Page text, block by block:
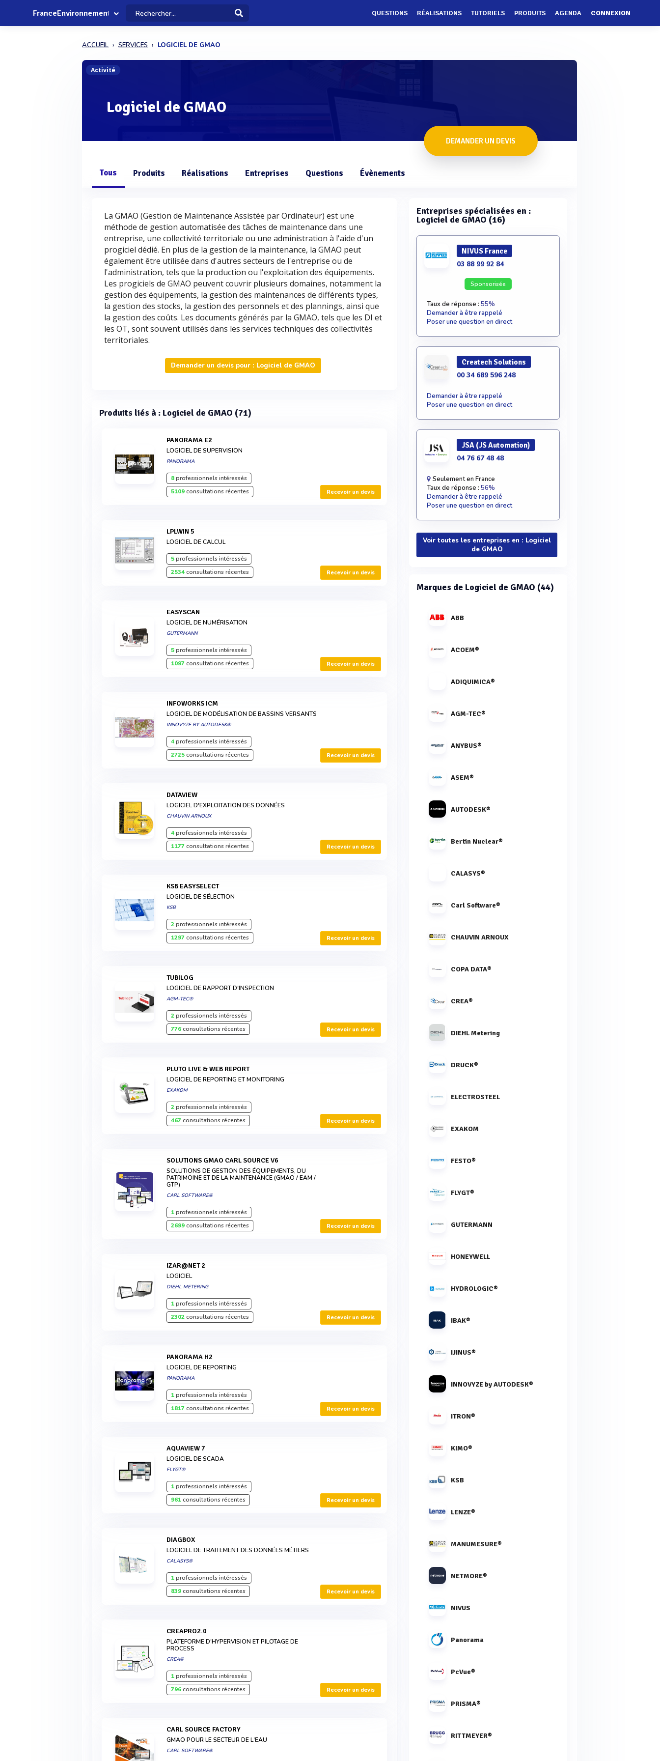
FranceEnvironnement QUESTIONS RÉALISATIONS TUTORIELS PRODUITS AGENDA CONNEXION
ACCUEIL SERVICES LOGICIEL DE GMAO
Activité
Logiciel de GMAO
DEMANDER UN DEVIS
Tous Produits Réalisations Entreprises Questions Évènements
La GMAO (Gestion de Maintenance Assistée par Ordinateur) est une
méthode de gestion automatisée des tâches de maintenance dans une
entreprise, une collectivité territoriale ou une administration à l'aide d'un
progiciel dédié. En plus de la gestion de la maintenance, la GMAO peut
également être utilisée dans d'autres secteurs de l'entreprise ou de
l'administration, tels que la production ou l'exploitation des équipements.
Les progiciels de GMAO peuvent couvrir plusieurs domaines, notamment la
gestion des équipements, la gestion des maintenances de différents types,
la gestion des stocks, la gestion des personnels et des plannings, ainsi que
la gestion des coûts. Les documents générés par la GMAO, tels que les DI et
les OT, sont souvent utilisés dans les services techniques des collectivités
territoriales.
Demander un devis pour : Logiciel de GMAO
Produits liés à : Logiciel de GMAO (71)
PANORAMA E2
LOGICIEL DE SUPERVISION
PANORAMA
8professionnels intéressés
5109consultations récentes Recevoir un devis
LPLWIN 5
LOGICIEL DE CALCUL
5professionnels intéressés
2534consultations récentes Recevoir un devis
EASYSCAN
LOGICIEL DE NUMÉRISATION
GUTERMANN
5professionnels intéressés
1097consultations récentes Recevoir un devis
INFOWORKS ICM
LOGICIEL DE MODÉLISATION DE BASSINS VERSANTS
INNOVYZE BY AUTODESK®
4professionnels intéressés
2725consultations récentes Recevoir un devis
DATAVIEW
LOGICIEL D'EXPLOITATION DES DONNÉES
CHAUVIN ARNOUX
4professionnels intéressés
1177consultations récentes Recevoir un devis
KSB EASYSELECT
LOGICIEL DE SÉLECTION
KSB
2professionnels intéressés
1297consultations récentes Recevoir un devis
TUBILOG
LOGICIEL DE RAPPORT D'INSPECTION
AGM-TEC®
2professionnels intéressés
776consultations récentes Recevoir un devis
PLUTO LIVE & WEB REPORT
LOGICIEL DE REPORTING ET MONITORING
EXAKOM
2professionnels intéressés
467consultations récentes Recevoir un devis
SOLUTIONS GMAO CARL SOURCE V6
SOLUTIONS DE GESTION DES ÉQUIPEMENTS, DU
PATRIMOINE ET DE LA MAINTENANCE (GMAO / EAM /
GTP)
CARL SOFTWARE®
1professionnels intéressés
2699consultations récentes Recevoir un devis
IZAR@NET 2
LOGICIEL
DIEHL METERING
1professionnels intéressés
2302consultations récentes Recevoir un devis
PANORAMA H2
LOGICIEL DE REPORTING
PANORAMA
1professionnels intéressés
1817consultations récentes Recevoir un devis
AQUAVIEW 7
LOGICIEL DE SCADA
FLYGT®
1professionnels intéressés
961consultations récentes Recevoir un devis
DIAGBOX
LOGICIEL DE TRAITEMENT DES DONNÉES MÉTIERS
CALASYS®
1professionnels intéressés
839consultations récentes Recevoir un devis
CREAPRO2.0
PLATEFORME D'HYPERVISION ET PILOTAGE DE
PROCESS
CREA®
1professionnels intéressés
796consultations récentes Recevoir un devis
CARL SOURCE FACTORY
GMAO POUR LE SECTEUR DE L'EAU
CARL SOFTWARE®
Entreprises spécialisées en :
Logiciel de GMAO (16)
NIVUS France
03 88 99 92 84
Sponsorisée
Taux de réponse : 55%
Demander à être rappelé
Poser une question en direct
Createch Solutions
00 34 689 596 248
Demander à être rappelé
Poser une question en direct
JSA (JS Automation)
04 76 67 48 48
Seulement en France
Taux de réponse : 56%
Demander à être rappelé
Poser une question en direct
Voir toutes les entreprises en : Logiciel
de GMAO
Marques de Logiciel de GMAO (44)
ABB
ACOEM®
ADIQUIMICA®
AGM-TEC®
ANYBUS®
ASEM®
AUTODESK®
Bertin Nuclear®
CALASYS®
Carl Software®
CHAUVIN ARNOUX
COPA DATA®
CREA®
DIEHL Metering
DRUCK®
ELECTROSTEEL
EXAKOM
FESTO®
FLYGT®
GUTERMANN
HONEYWELL
HYDROLOGIC®
IBAK®
IJINUS®
INNOVYZE by AUTODESK®
ITRON®
KIMO®
KSB
LENZE®
MANUMESURE®
NETMORE®
NIVUS
Panorama
PcVue®
PRISMA®
RITTMEYER®